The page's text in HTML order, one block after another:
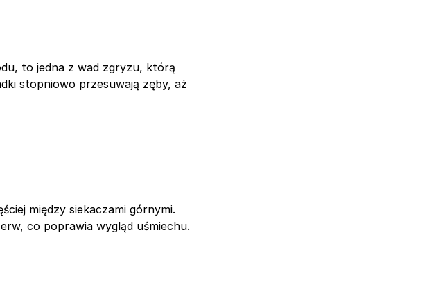
to jedna z wad zgryzu, którą
stopniowo przesuwają zęby, aż
między siekaczami górnymi.
co poprawia wygląd uśmiechu.